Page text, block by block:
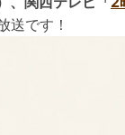
送です！